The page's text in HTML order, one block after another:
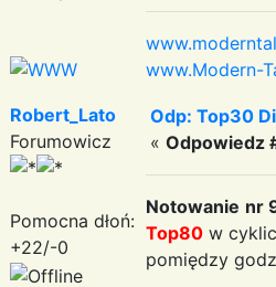
www.Modern-
Robert_Lato
Forumowicz
Pomocna dłoń:
+22/-0
Odp: Top30
« Odpowiedz
Notowanie nr
Top80 w
pomiędzy